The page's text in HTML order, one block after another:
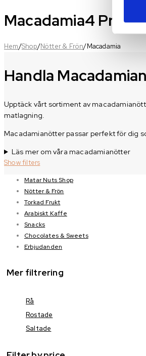
Macadamia4
Hem/Shop/Nötter & Frön/Macadamia
Handla
Upptäck vårt sortiment av
matlagning.
Macadamianötter passar perfekt för dig
Läs mer om våra macadamianötter
Show filters
Matar Nuts Shop
Nötter & Frön
Torkad Frukt
Arabiskt Kaffe
Snacks
Chocolates & Sweets
Erbjudanden
Mer filtrering
Rå
Rostade
Saltade